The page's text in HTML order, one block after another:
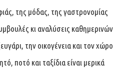
της μόδας, της γαστρονομίας
κι αναλύσεις καθημερινών
την οικογένεια και τον χώρο
ποτό και ταξίδια είναι μερικά